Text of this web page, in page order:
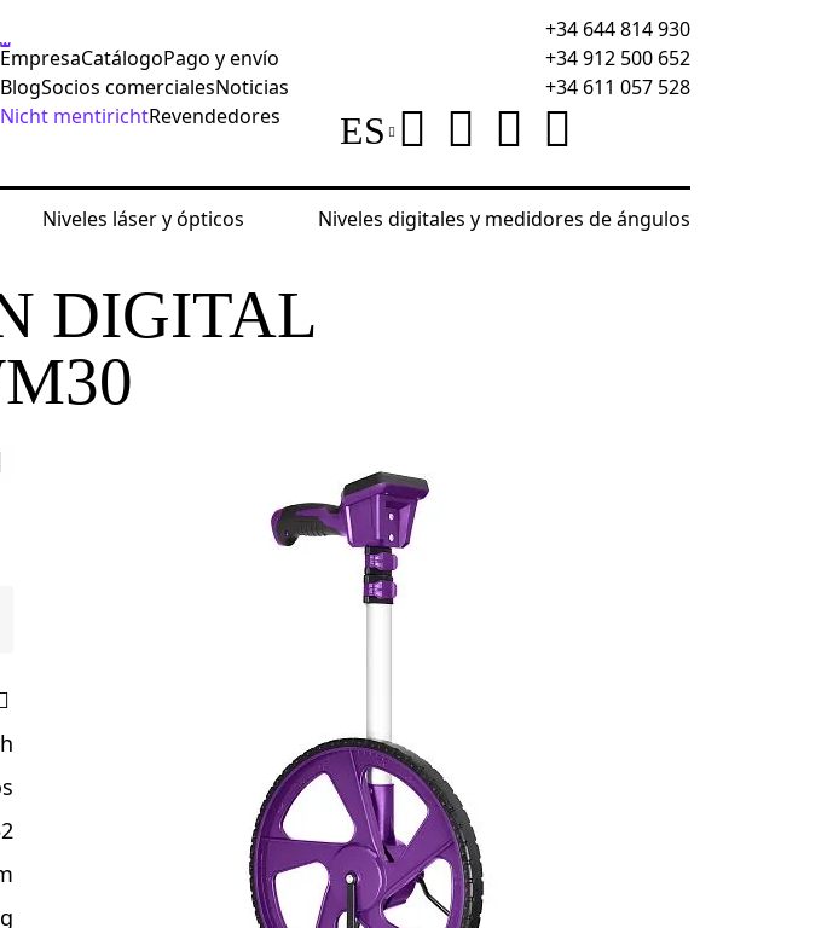
EmpresaCatálogoPago y envío
BlogSocios comercialesNoticias
Nicht mentirichtRevendedores
+34 644 814 930
+34 912 500 652
+34 611 057 528
ES
Niveles láser y ópticos
Niveles digitales y medidores de ángulos
Ruedas de medición Rueda de medición digital Ermenrich Reel WM30
DIGITAL